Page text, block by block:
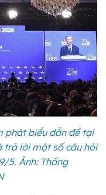
phát biểu dẫn đề tại
trả lời một số câu hỏi
5. Ảnh: Thống